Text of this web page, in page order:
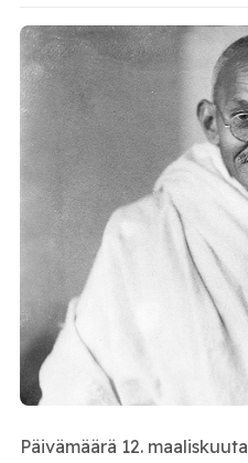
Päivämäärä 12.